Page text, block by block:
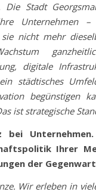
Die Stadt
Unternehmen
nicht mehr
digitale
städtisches
begünstigen
ist strategische
bei
Ihrer
der Gegenwart
Wir erleben in